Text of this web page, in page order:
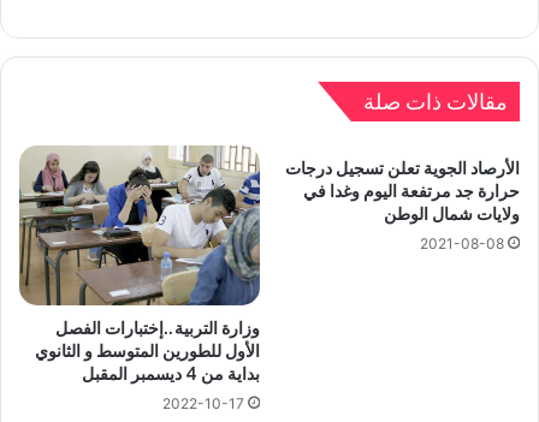
مقالات ذات صلة
الأرصاد الجوية تعلن تسجيل درجات
حرارة جد مرتفعة اليوم وغدا في
ولايات شمال الوطن
2021-08-08
وزارة التربية..إختبارات الفصل
الأول للطورين المتوسط و الثانوي
بداية من 4 ديسمبر المقبل
2022-10-17